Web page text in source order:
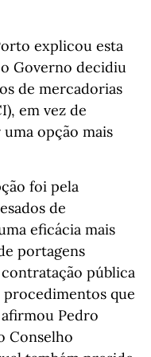
explicou esta
Governo decidiu
de mercadorias
em vez de
opção mais
foi pela
de
eficácia mais
portagens
pública
que
afirmou Pedro
Conselho